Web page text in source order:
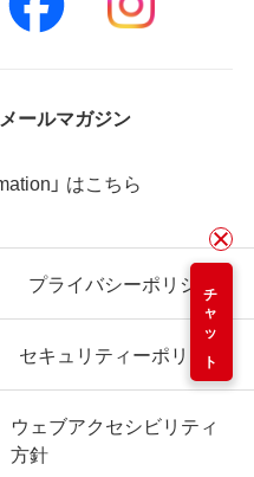
チャット
ールマガジン
」 はこちら
プライバシーポリシー
セキュリティーポリシー
ウェブアクセシビリティ
方針